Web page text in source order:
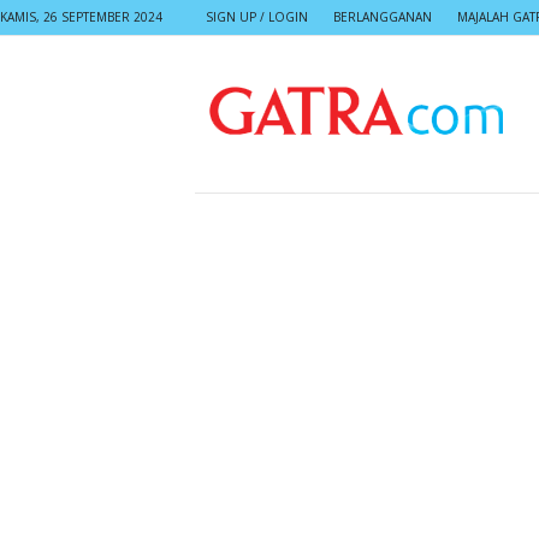
KAMIS, 26 SEPTEMBER 2024 SIGN UP / LOGIN BERLANGGANAN MAJALAH